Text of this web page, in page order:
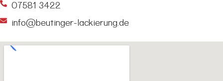
07581 3422
info@beutinger-lackierung.de